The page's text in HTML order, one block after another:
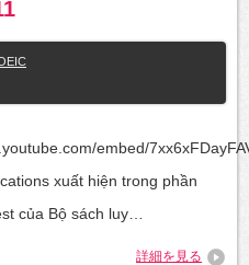
embed/
xuất hiện trong phần
của Bộ sách luy…
詳細を見る